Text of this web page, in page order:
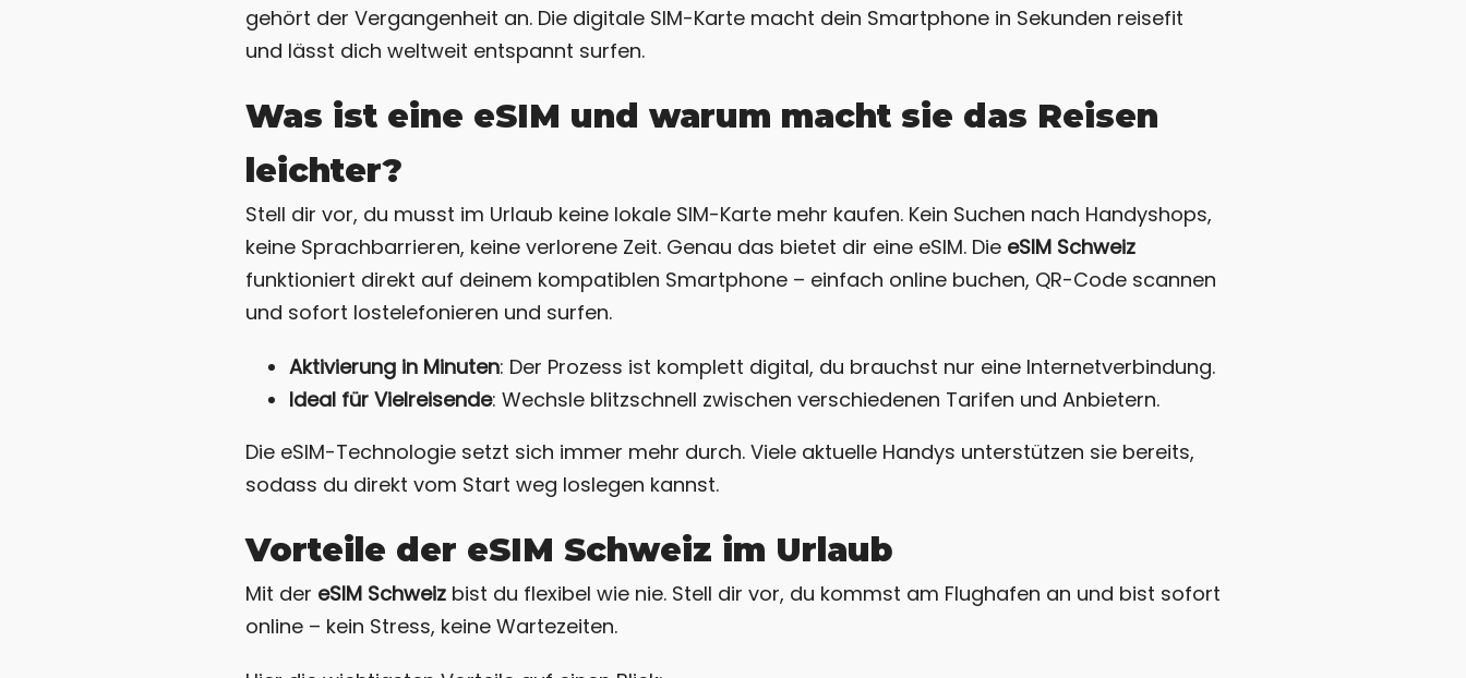
gehört der Vergangenheit an. Die digitale SIM-Karte macht dein Smartphone in Sekunden reisefit
und lässt dich weltweit entspannt surfen.
Was ist eine eSIM und warum macht sie das Reisen
leichter?
Stell dir vor, du musst im Urlaub keine lokale SIM-Karte mehr kaufen. Kein Suchen nach Handyshops,
keine Sprachbarrieren, keine verlorene Zeit. Genau das bietet dir eine eSIM. Die eSIM Schweiz
funktioniert direkt auf deinem kompatiblen Smartphone – einfach online buchen, QR-Code scannen
und sofort lostelefonieren und surfen.
Aktivierung in Minuten: Der Prozess ist komplett digital, du brauchst nur eine Internetverbindung.
Ideal für Vielreisende: Wechsle blitzschnell zwischen verschiedenen Tarifen und Anbietern.
Die eSIM-Technologie setzt sich immer mehr durch. Viele aktuelle Handys unterstützen sie bereits,
sodass du direkt vom Start weg loslegen kannst.
Vorteile der eSIM Schweiz im Urlaub
Mit der eSIM Schweizbist du flexibel wie nie. Stell dir vor, du kommst am Flughafen an und bist sofort
online – kein Stress, keine Wartezeiten.